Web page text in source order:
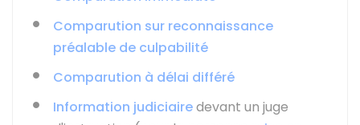
Comparution sur reconnaissance
préalable de culpabilité
Comparution à délai différé
Information judiciairedevant un juge